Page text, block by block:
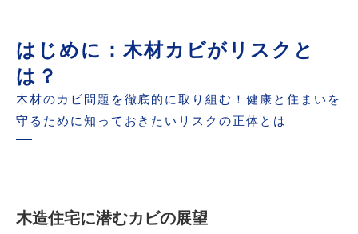
はじめに：木材カビがリスクと
は？
木材のカビ問題を徹底的に取り組む！健康と住まいを
守るために知っておきたいリスクの正体とは
木造住宅に潜むカビの展望